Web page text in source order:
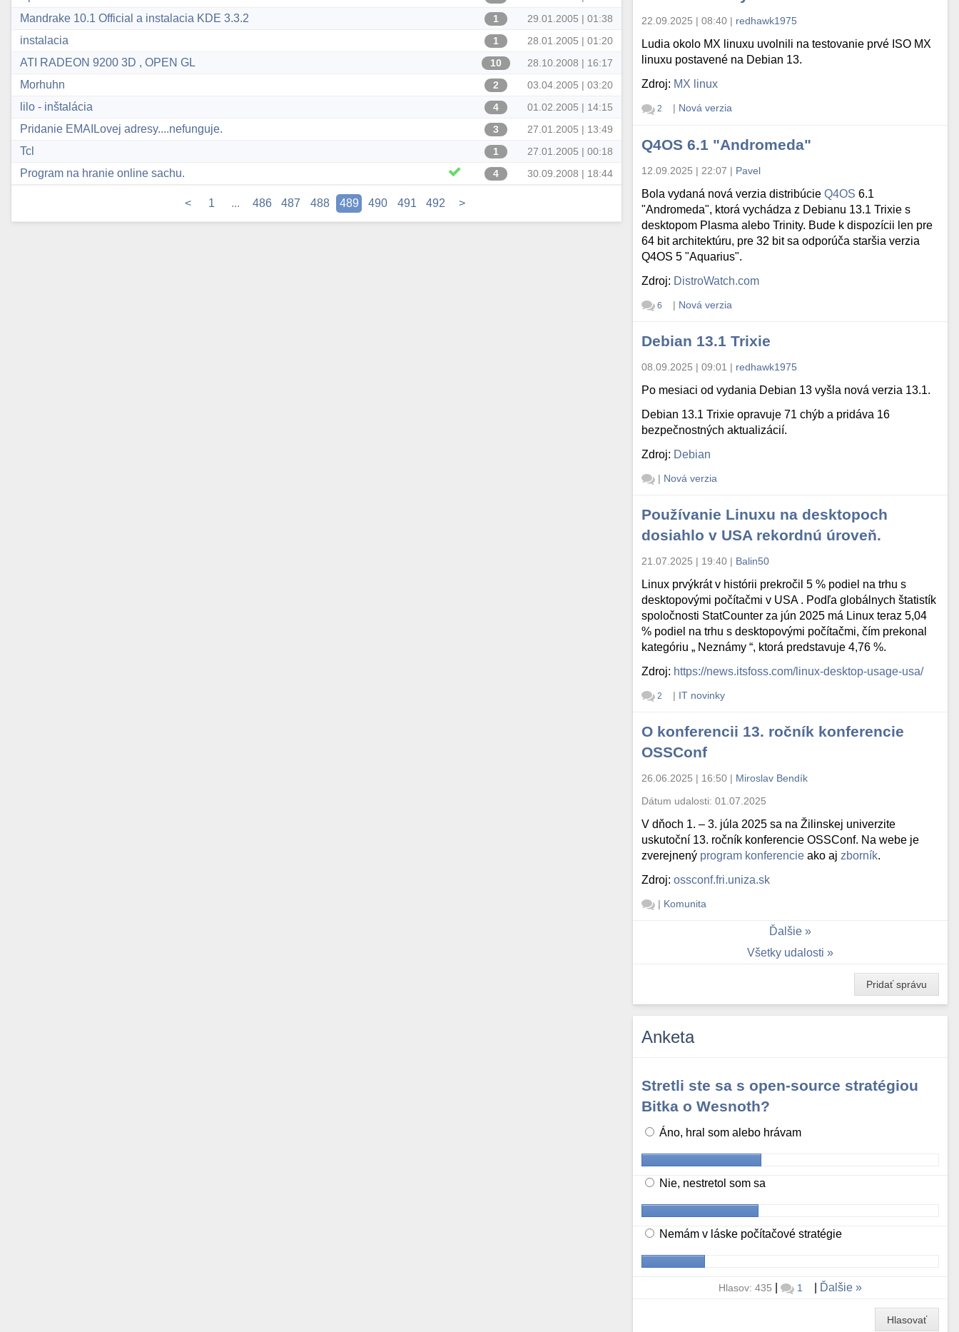
Mandrake 10.1 Official a instalacia KDE 3.3.2 1 29.01.2005 | 01:38
instalacia 1 28.01.2005 | 01:20
ATI RADEON 9200 3D , OPEN GL 10 28.10.2008 | 16:17
Morhuhn 2 03.04.2005 | 03:20
lilo - inštalácia 4 01.02.2005 | 14:15
Pridanie EMAILovej adresy....nefunguje. 3 27.01.2005 | 13:49
Tcl 1 27.01.2005 | 00:18
Program na hranie online sachu. 4 30.09.2008 | 18:44
< 1 ... 486 487 488 489 490 491 492 >
22.09.2025 | 08:40 | redhawk1975
Ludia okolo MX linuxu uvolnili na testovanie prvé ISO MX
linuxu postavené na Debian 13.
Zdroj: MX linux
2 | Nová verzia
Q4OS 6.1 "Andromeda"
12.09.2025 | 22:07 | Pavel
Bola vydaná nová verzia distribúcieQ4OS 6.1
"Andromeda", ktorá vychádza z Debianu 13.1 Trixie s
desktopom Plasma alebo Trinity. Bude k dispozícii len pre
64 bit architektúru, pre 32 bit sa odporúča staršia verzia
Q4OS 5 "Aquarius".
Zdroj: DistroWatch.com
6 | Nová verzia
Debian 13.1 Trixie
08.09.2025 | 09:01 | redhawk1975
Po mesiaci od vydania Debian 13 vyšla nová verzia 13.1.
Debian 13.1 Trixie opravuje 71 chýb a pridáva 16
bezpečnostných aktualizácií.
Zdroj: Debian
| Nová verzia
Používanie Linuxu na desktopoch
dosiahlo v USA rekordnú úroveň.
21.07.2025 | 19:40 | Balin50
Linux prvýkrát v histórii prekročil 5 % podiel na trhu s
desktopovými počítačmi v USA . Podľa globálnych štatistík
spoločnosti StatCounter za jún 2025 má Linux teraz 5,04
% podiel na trhu s desktopovými počítačmi, čím prekonal
kategóriu „ Neznámy “, ktorá predstavuje 4,76 %.
Zdroj: https://news.itsfoss.com/linux-desktop-usage-usa/
2 | IT novinky
O konferencii 13. ročník konferencie
OSSConf
26.06.2025 | 16:50 | Miroslav Bendík
Dátum udalosti:01.07.2025
V dňoch 1. – 3. júla 2025 sa na Žilinskej univerzite
uskutoční 13. ročník konferencie OSSConf. Na webe je
zverejnený program konferencie ako aj zborník.
Zdroj:ossconf.fri.uniza.sk
| Komunita
Ďalšie
Všetky udalosti
Pridať správu
Anketa
Stretli ste sa s open-source stratégiou
Bitka o Wesnoth?
Áno, hral som alebo hrávam
Nie, nestretol som sa
Nemám v láske počítačové stratégie
Hlasov: 435 | 1 Ďalšie
Hlasovať